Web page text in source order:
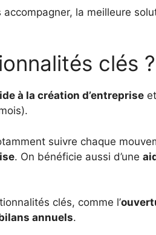
accompagner, la meilleure
clés ?
à la création d’entreprise
suivre chaque
. On bénéficie aussi d’une
clés, comme l’
annuels.